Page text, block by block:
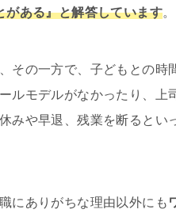
がある』と解答しています。
その一方で、子どもとの時
ルモデルがなかったり、上
みや早退、残業を断るとい
にありがちな理由以外にも